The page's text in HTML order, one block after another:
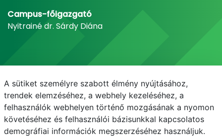
Campus-főigazgató
Nyitrainé dr. Sárdy Diána
E-mail Telefonkönyv NEPTUN E-learning
A sütiket személyre szabott élmény nyújtásához,
trendek elemzéséhez, a webhely kezeléséhez, a
felhasználók webhelyen történő mozgásának a nyomon
követéséhez és felhasználói bázisunkkal kapcsolatos
demográfiai információk megszerzéséhez használjuk.